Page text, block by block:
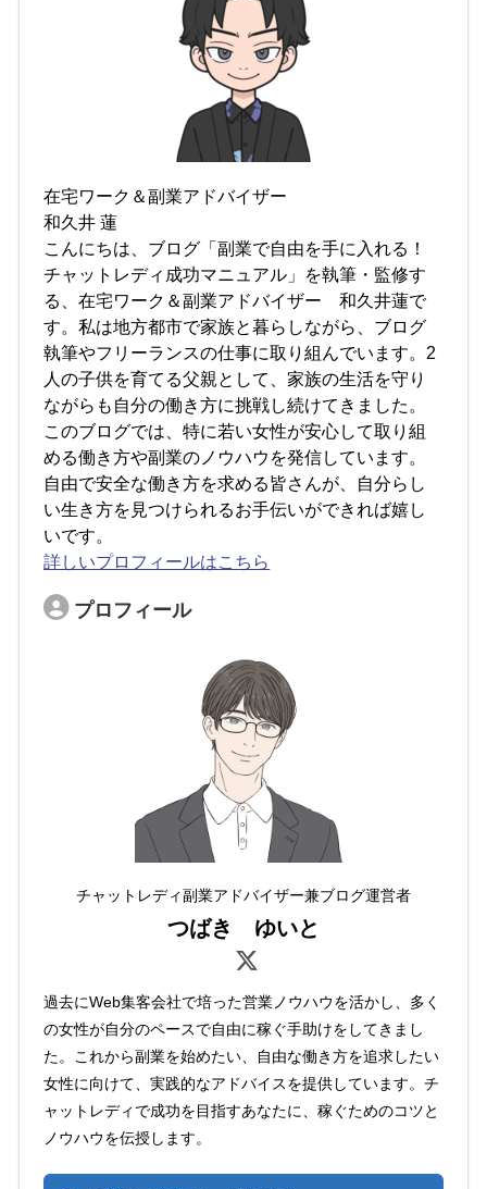
在宅ワーク＆副業アドバイザー
和久井 蓮
こんにちは、ブログ「副業で自由を手に入れる！
チャットレディ成功マニュアル」を執筆・監修す
る、在宅ワーク＆副業アドバイザー 和久井蓮で
す。私は地方都市で家族と暮らしながら、ブログ
執筆やフリーランスの仕事に取り組んでいます。2
人の子供を育てる父親として、家族の生活を守り
ながらも自分の働き方に挑戦し続けてきました。
このブログでは、特に若い女性が安心して取り組
める働き方や副業のノウハウを発信しています。
自由で安全な働き方を求める皆さんが、自分らし
い生き方を見つけられるお手伝いができれば嬉し
いです。
詳しいプロフィールはこちら
プロフィール
チャットレディ副業アドバイザー兼ブログ運営者
つばき ゆいと
過去にWeb集客会社で培った営業ノウハウを活かし、多く
の女性が自分のペースで自由に稼ぐ手助けをしてきまし
た。これから副業を始めたい、自由な働き方を追求したい
女性に向けて、実践的なアドバイスを提供しています。チ
ャットレディで成功を目指すあなたに、稼ぐためのコツと
ノウハウを伝授します。